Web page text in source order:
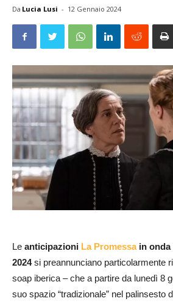
Da Lucia Lusi - 12 Gennaio 2024
Le anticipazioni La Promessain onda
2024si preannunciano particolarmente
soap iberica – che a partire da lunedì 8
suo spazio “tradizionale” nel palinsesto